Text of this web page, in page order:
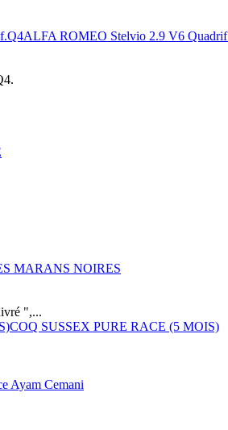
ALFA ROMEO Stelvio 2.9 V6
MARANS NOIRES
",...
COQ SUSSEX PURE RACE (5 MOIS)
Ayam Cemani